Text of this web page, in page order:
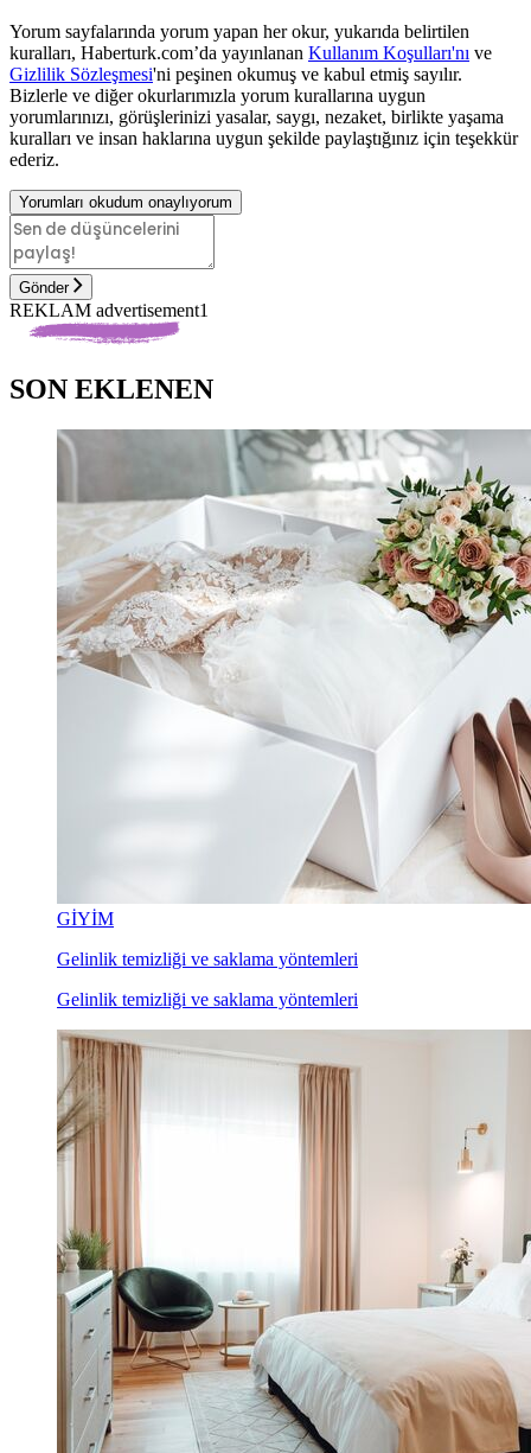
Yorum sayfalarında yorum yapan her okur, yukarıda belirtilen
kuralları, Haberturk.com’da yayınlanan Kullanım Koşulları'nı ve
Gizlilik Sözleşmesi'ni peşinen okumuş ve kabul etmiş sayılır.
Bizlerle ve diğer okurlarımızla yorum kurallarına uygun
yorumlarınızı, görüşlerinizi yasalar, saygı, nezaket, birlikte yaşama
kuralları ve insan haklarına uygun şekilde paylaştığınız için teşekkür
ederiz.
Yorumları okudum onaylıyorum
Gönder
REKLAM advertisement1
SON EKLENEN
GİYİM
Gelinlik temizliği ve saklama yöntemleri
Gelinlik temizliği ve saklama yöntemleri